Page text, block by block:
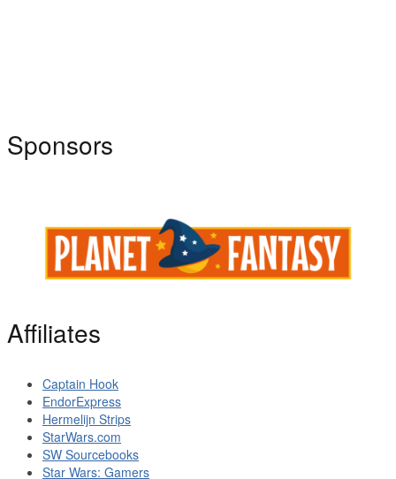
Sponsors
Affiliates
Captain Hook
EndorExpress
Hermelijn Strips
StarWars.com
SW Sourcebooks
Star Wars: Gamers